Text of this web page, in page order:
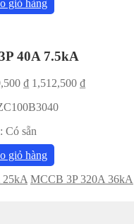
giỏ hàng
40A 7.5kA
₫ 1,512,500 ₫
Có sẵn
giỏ hàng
25kA MCCB 3P 320A 36kA